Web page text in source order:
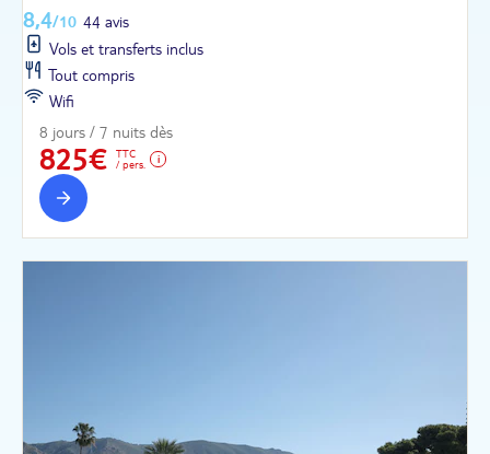
8,4/10 44 avis
Vols et transferts inclus
Tout compris
Wifi
8 jours / 7 nuits dès
825€
TTC
/ pers.